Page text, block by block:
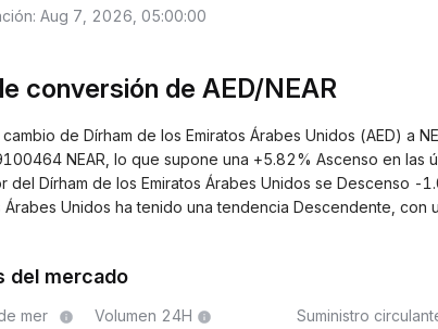
Aug 7, 2026, 05:00:00
conversión de AED/NEAR
de Dírham de los Emiratos Árabes Unidos (AED) a
NEAR, lo que supone una +5.82% Ascenso en las
del Dírham de los Emiratos Árabes Unidos se Descenso -
Árabes Unidos ha tenido una tendencia Descendente, con
del mercado
mer
Volumen 24H Suministro